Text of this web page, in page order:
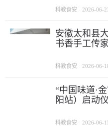
科教食安 2026-06-
安徽太和县
书香手工传
科教食安 2026-06-
“中国味道·
阳站）启动
科教食安 2026-06-